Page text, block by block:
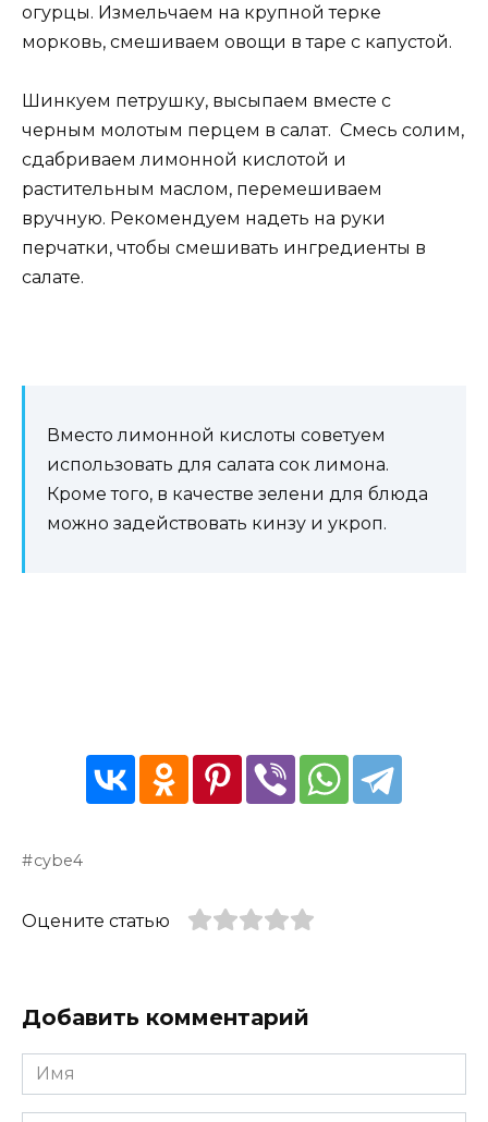
огурцы. Измельчаем на крупной терке
морковь, смешиваем овощи в таре с капустой.
Шинкуем петрушку, высыпаем вместе с
черным молотым перцем в салат. Смесь солим,
сдабриваем лимонной кислотой и
растительным маслом, перемешиваем
вручную. Рекомендуем надеть на руки
перчатки, чтобы смешивать ингредиенты в
салате.
Вместо лимонной кислоты советуем
использовать для салата сок лимона.
Кроме того, в качестве зелени для блюда
можно задействовать кинзу и укроп.
cybe4
Оцените статью
Добавить комментарий
Имя
*